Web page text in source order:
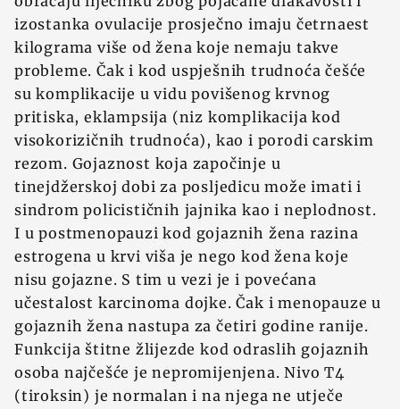
izostanka ovulacije prosječno imaju četrnaest
kilograma više od žena koje nemaju takve
probleme. Čak i kod uspješnih trudnoća češće
su komplikacije u vidu povišenog krvnog
pritiska, eklampsija (niz komplikacija kod
visokorizičnih trudnoća), kao i porodi carskim
rezom. Gojaznost koja započinje u
tinejdžerskoj dobi za posljedicu može imati i
sindrom policističnih jajnika kao i neplodnost.
I u postmenopauzi kod gojaznih žena razina
estrogena u krvi viša je nego kod žena koje
nisu gojazne. S tim u vezi je i povećana
učestalost karcinoma dojke. Čak i menopauze u
gojaznih žena nastupa za četiri godine ranije.
Funkcija štitne žlijezde kod odraslih gojaznih
osoba najčešće je nepromijenjena. Nivo T4
(tiroksin) je normalan i na njega ne utječe